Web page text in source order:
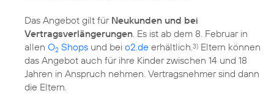
Das Angebot gilt für Neukunden und bei
Vertragsverlängerungen . Es ist ab dem 8. Februar in
allen O2 Shops und bei o2.de erhältlich. 3) Eltern können
das Angebot auch für ihre Kinder zwischen 14 und 18
Jahren in Anspruch nehmen. Vertragsnehmer sind dann
die Eltern.